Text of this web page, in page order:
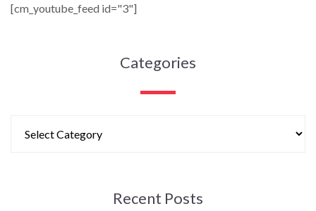
[cm_youtube_feed id="3"]
Categories
Recent Posts